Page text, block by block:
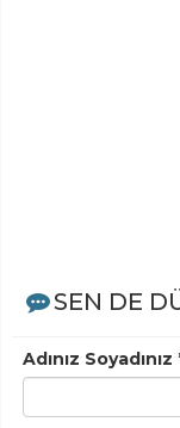
SEN DE
Adınız Soyadınız